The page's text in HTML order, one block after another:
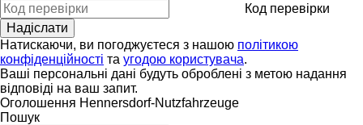
Код перевірки
Натискаючи, ви погоджуєтеся з нашою політикою
конфіденційності та угодою користувача.
Ваші персональні дані будуть оброблені з метою надання
відповіді на ваш запит.
Оголошення Hennersdorf-Nutzfahrzeuge
Пошук